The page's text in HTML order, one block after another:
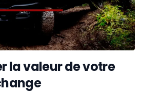
la valeur de votre